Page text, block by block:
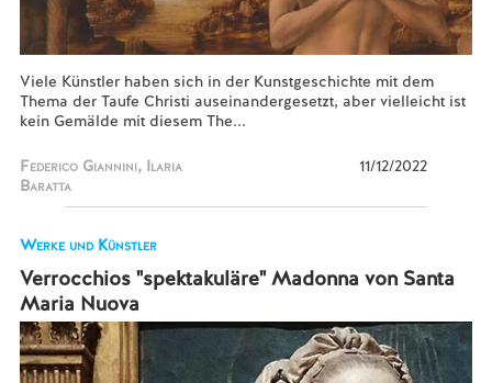
Viele Künstler haben sich in der Kunstgeschichte mit dem
Thema der Taufe Christi auseinandergesetzt, aber vielleicht ist
kein Gemälde mit diesem The...
Federico Giannini, Ilaria
Baratta
11/12/2022
Werke und Künstler
Verrocchios "spektakuläre" Madonna von Santa
Maria Nuova